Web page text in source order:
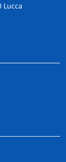
Lucca